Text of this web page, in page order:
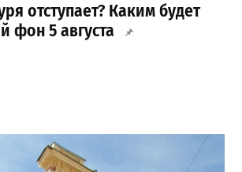
отступает? Каким будет
фон 5 августа